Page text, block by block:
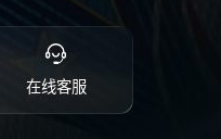
在线客服